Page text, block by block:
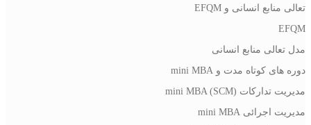
تعالی منابع انسانی و EFQM
EFQM
مدل تعالی منابع انسانی
دوره های کوتاه مدت و mini MBA
مدیریت تدارکات (mini MBA (SCM
مدیریت اجرائی mini MBA